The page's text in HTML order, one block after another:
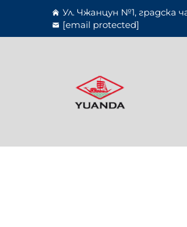
Ул. Чжанцун №1, градска
[email protected]